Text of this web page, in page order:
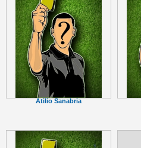
Atilio Sanabria